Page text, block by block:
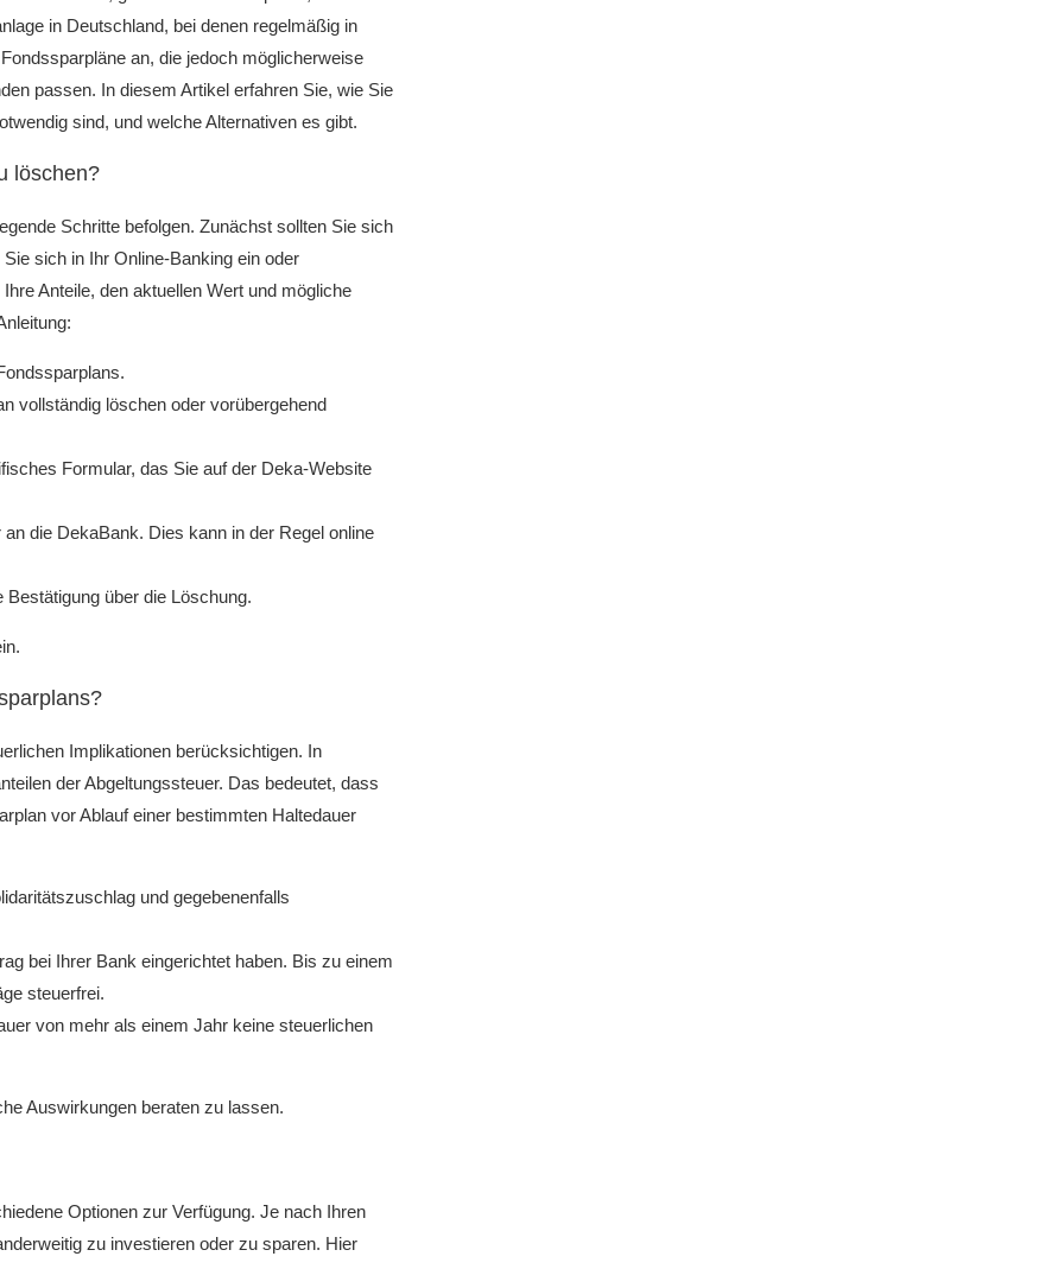
in Deutschland, bei denen regelmäßig in
an, die jedoch möglicherweise
passen. In diesem Artikel erfahren Sie, wie Sie
sind, und welche Alternativen es gibt.
löschen?
Schritte befolgen. Zunächst sollten Sie sich
sich in Ihr Online-Banking ein oder
Anteile, den aktuellen Wert und mögliche
vollständig löschen oder vorübergehend
Formular, das Sie auf der Deka-Website
die DekaBank. Dies kann in der Regel online
über die Löschung.
Implikationen berücksichtigen. In
der Abgeltungssteuer. Das bedeutet, dass
vor Ablauf einer bestimmten Haltedauer
und gegebenenfalls
bei Ihrer Bank eingerichtet haben. Bis zu einem
steuerfrei.
von mehr als einem Jahr keine steuerlichen
Auswirkungen beraten zu lassen.
Optionen zur Verfügung. Je nach Ihren
zu investieren oder zu sparen. Hier